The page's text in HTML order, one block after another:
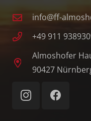
info@ff-
+49 911
Almoshofer
90427